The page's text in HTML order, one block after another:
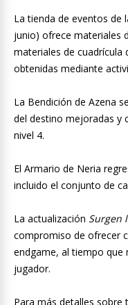
La tienda de eventos de
junio) ofrece materiales
materiales de cuadrícula
obtenidas mediante
La Bendición de Azena
del destino mejoradas y
nivel 4.
El Armario de Neria
incluido el conjunto de
La actualización Surgen
compromiso de ofrecer
endgame, al tiempo que
jugador.
Para más detalles